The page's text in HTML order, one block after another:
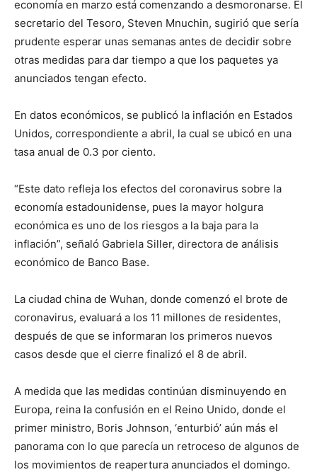
economía en marzo está comenzando a desmoronarse. El
secretario del Tesoro, Steven Mnuchin, sugirió que sería
prudente esperar unas semanas antes de decidir sobre
otras medidas para dar tiempo a que los paquetes ya
anunciados tengan efecto.
En datos económicos, se publicó la inflación en Estados
Unidos, correspondiente a abril, la cual se ubicó en una
tasa anual de 0.3 por ciento.
“Este dato refleja los efectos del coronavirus sobre la
economía estadounidense, pues la mayor holgura
económica es uno de los riesgos a la baja para la
inflación”, señaló Gabriela Siller, directora de análisis
económico de Banco Base.
La ciudad china de Wuhan, donde comenzó el brote de
coronavirus, evaluará a los 11 millones de residentes,
después de que se informaran los primeros nuevos
casos desde que el cierre finalizó el 8 de abril.
A medida que las medidas continúan disminuyendo en
Europa, reina la confusión en el Reino Unido, donde el
primer ministro, Boris Johnson, ‘enturbió’ aún más el
panorama con lo que parecía un retroceso de algunos de
los movimientos de reapertura anunciados el domingo.